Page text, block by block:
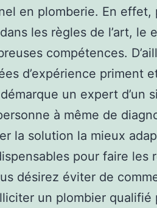
en plomberie. En effet,
les règles de l’art, le
compétences.
d’expérience priment
un expert d’un
à même de
la solution la mieux
pour faire les
désirez éviter de
un plombier